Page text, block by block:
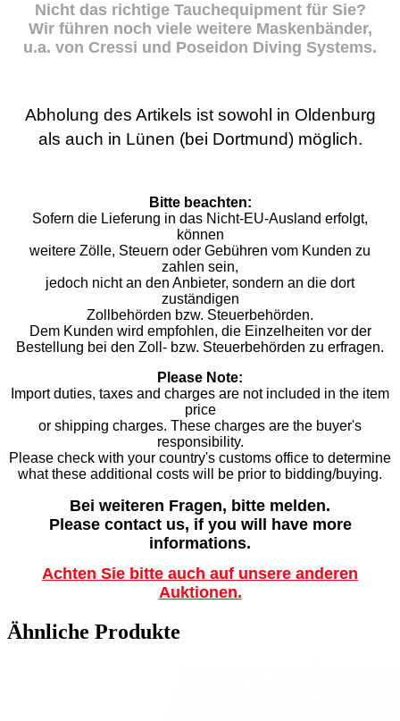
Nicht das richtige Tauchequipment für Sie?
Wir führen noch viele weitere Maskenbänder,
u.a. von Cressi und Poseidon Diving Systems.
Abholung des Artikels ist sowohl in Oldenburg
als auch in Lünen (bei Dortmund) möglich.
Bitte beachten:
Sofern die Lieferung in das Nicht-EU-Ausland erfolgt,
können
weitere Zölle, Steuern oder Gebühren vom Kunden zu
zahlen sein,
jedoch nicht an den Anbieter, sondern an die dort
zuständigen
Zollbehörden bzw. Steuerbehörden.
Dem Kunden wird empfohlen, die Einzelheiten vor der
Bestellung bei den Zoll- bzw. Steuerbehörden zu erfragen.
Please Note:
Import duties, taxes and charges are not included in the item
price
or shipping charges. These charges are the buyer's
responsibility.
Please check with your country's customs office to determine
what these additional costs will be prior to bidding/buying.
Bei weiteren Fragen, bitte melden.
Please contact us, if you will have more
informations.
Achten Sie bitte auch auf unsere anderen
Auktionen.
Ähnliche Produkte